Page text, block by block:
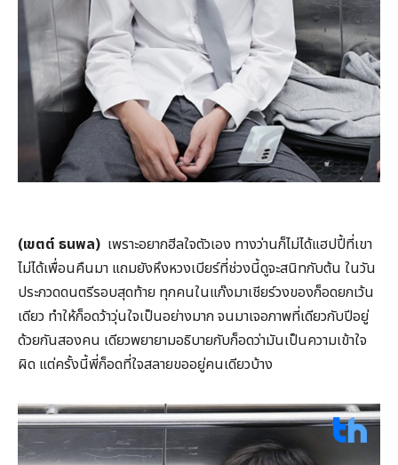
(เขตต์ ธนพล) เพราะอยากฮีลใจตัวเอง ทางว่านก็ไม่ได้แฮปปี้ที่เขา
ไม่ได้เพื่อนคืนมา แถมยังหึงหวงเบียร์ที่ช่วงนี้ดูจะสนิทกับต้น ในวัน
ประกวดดนตรีรอบสุดท้าย ทุกคนในแก๊งมาเชียร์วงของก็อดยกเว้น
เดียว ทำให้ก็อดว้าวุ่นใจเป็นอย่างมาก จนมาเจอภาพที่เดียวกับปีอยู่
ด้วยกันสองคน เดียวพยายามอธิบายกับก็อดว่ามันเป็นความเข้าใจ
ผิด แต่ครั้งนี้พี่ก็อดที่ใจสลายขออยู่คนเดียวบ้าง